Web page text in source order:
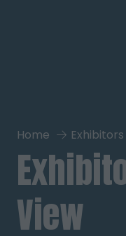
Home Exhibitors
View